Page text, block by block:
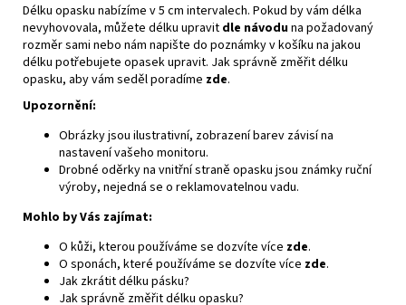
Délku opasku nabízíme v 5 cm intervalech. Pokud by vám délka
nevyhovovala, můžete délku upravit dle návoduna požadovaný
rozměr sami nebo nám napište do poznámky v košíku na jakou
délku potřebujete opasek upravit. Jak správně změřit délku
opasku, aby vám seděl poradíme zde.
Upozornění:
Obrázky jsou ilustrativní, zobrazení barev závisí na
nastavení vašeho monitoru.
Drobné oděrky na vnitřní straně opasku jsou známky ruční
výroby, nejedná se o reklamovatelnou vadu.
Mohlo by Vás zajímat:
O kůži, kterou používáme se dozvíte více zde.
O sponách, které používáme se dozvíte více zde.
Jak zkrátit délku pásku?
Jak správně změřit délku opasku?